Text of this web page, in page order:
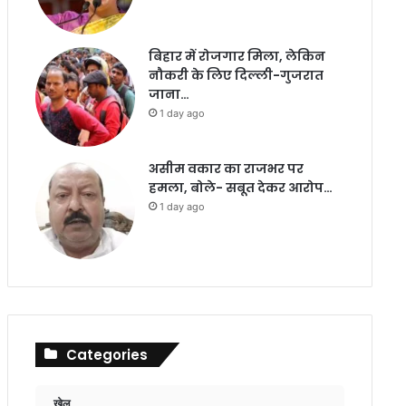
बिहार में रोजगार मिला, लेकिन
नौकरी के लिए दिल्ली-गुजरात
जाना…
1 day ago
असीम वकार का राजभर पर
हमला, बोले- सबूत देकर आरोप…
1 day ago
Categories